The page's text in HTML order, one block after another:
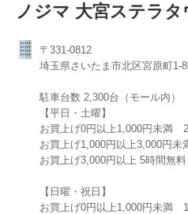
ノジマ 大宮ステラタ
〒331-0812
埼玉県さいたま市北区宮原町1-
駐車台数 2,300台（モール内）
【平日・土曜】
お買上げ0円以上1,000円未満
お買上げ1,000円以上3,000円未
お買上げ3,000円以上 5時間無料
【日曜・祝日】
お買上げ0円以上1,000円未満